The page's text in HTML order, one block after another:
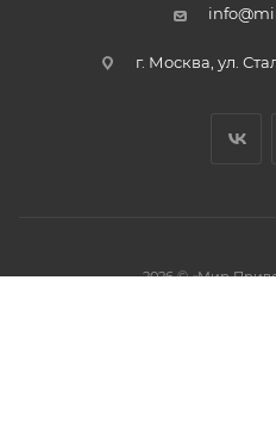
г. Москва, ул.
2026 © «Мир